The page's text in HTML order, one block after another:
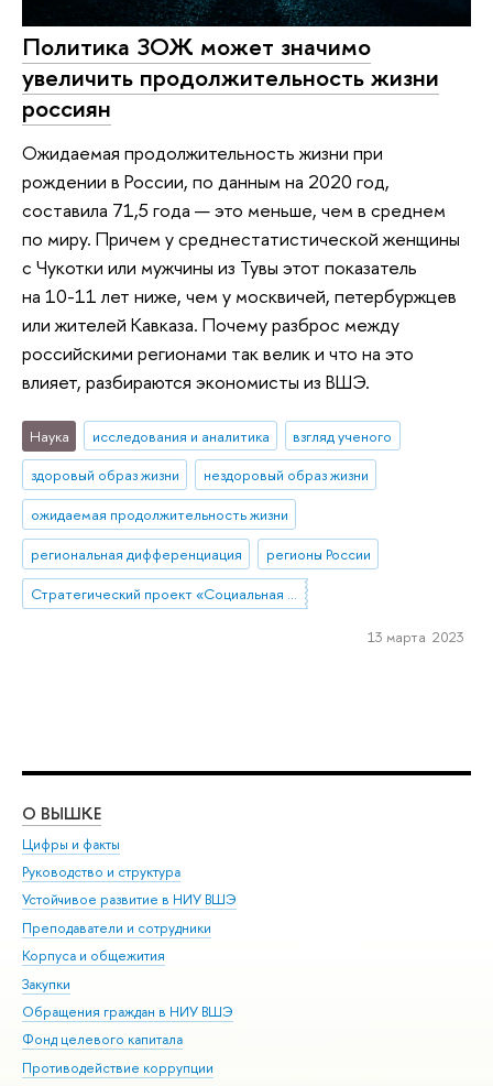
Политика ЗОЖ может значимо
увеличить продолжительность жизни
россиян
Ожидаемая продолжительность жизни при
рождении в России, по данным на 2020 год,
составила 71,5 года — это меньше, чем в среднем
по миру. Причем у среднестатистической женщины
с Чукотки или мужчины из Тувы этот показатель
на 10-11 лет ниже, чем у москвичей, петербуржцев
или жителей Кавказа. Почему разброс между
российскими регионами так велик и что на это
влияет, разбираются экономисты из ВШЭ.
Наука исследования и аналитика
взгляд ученого
здоровый образ жизни
нездоровый образ жизни
ожидаемая продолжительность жизни
региональная дифференциация
регионы России
Стратегический проект «Социальная политика устойчивого развития и инклюзивного экономического роста»
13 марта 2023
О ВЫШКЕ
Цифры и факты
Руководство и структура
Устойчивое развитие в НИУ ВШЭ
Преподаватели и сотрудники
Корпуса и общежития
Закупки
Обращения граждан в НИУ ВШЭ
Фонд целевого капитала
Противодействие коррупции